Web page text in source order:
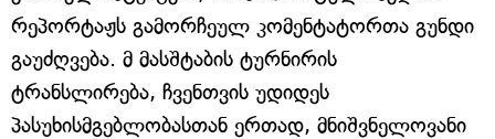
რეპორტაჟს გამორჩეულ კომენტატორთა გუნდი
გაუძღვება. მ მასშტაბის ტურნირის
ტრანსლირება, ჩვენთვის უდიდეს
პასუხისმგებლობასთან ერთად, მნიშვნელოვანი